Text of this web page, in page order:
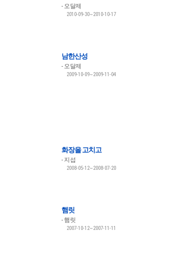
오달제
2010-09-30~2010-10-17
남한산성
오달제
2009-10-09~2009-11-04
화장을 고치고
지섭
2008-05-12~2008-07-20
햄릿
햄릿
2007-10-12~2007-11-11